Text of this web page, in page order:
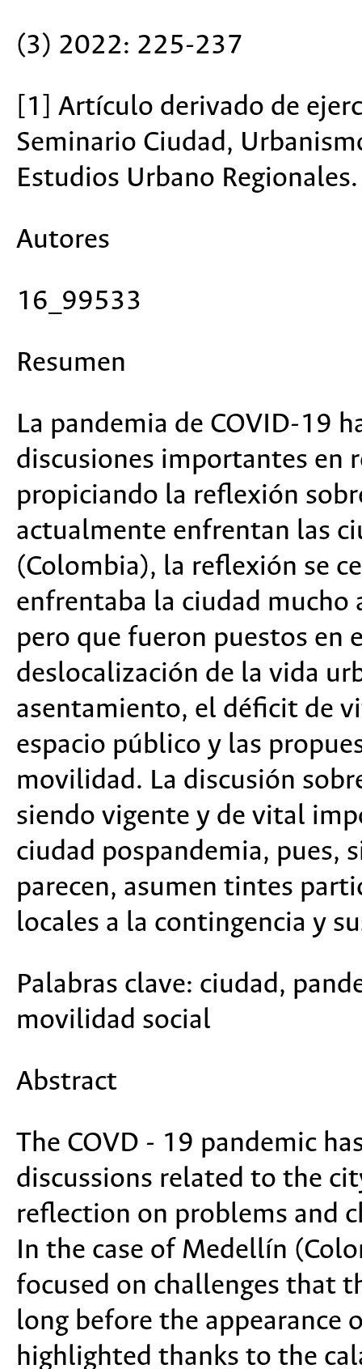
(3) 2022: 225-237
[1] Artículo derivado de
Seminario Ciudad,
Estudios Urbano
Autores
16_99533
Resumen
La pandemia de COVID-19
discusiones importantes en
propiciando la reflexión
actualmente enfrentan las
(Colombia), la reflexión se
enfrentaba la ciudad mucho
pero que fueron puestos en
deslocalización de la vida
asentamiento, el déficit de
espacio público y las
movilidad. La discusión
siendo vigente y de vital
ciudad pospandemia, pues,
parecen, asumen tintes
locales a la contingencia y
Palabras clave: ciudad,
movilidad social
Abstract
The COVD - 19 pandemic
discussions related to the
reflection on problems and
In the case of Medellín
focused on challenges that
long before the appearance
highlighted thanks to the